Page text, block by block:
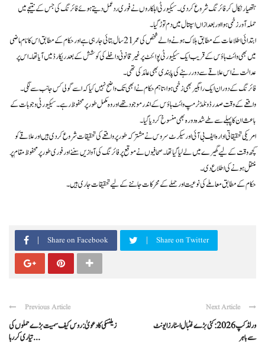
ہتھیار نکال کر فائرنگ شروع کر دی۔ سیکیورٹی اہلکاروں نے فوری ردعمل دیتے ہوئے فائرنگ کی جس کے نتیجے میں
حملہ آور زخمی ہوا اور بعد ازاں اسپتال میں دم توڑ گیا۔
ابتدائی اطلاعات کے مطابق ہلاک ہونے والے شخص کی عمر 21 سال بتائی جا رہی ہے اور حکام کے مطابق اس کا نام ماضی
میں بھی وائٹ ہاؤس کے قریب ایک سیکیورٹی پوائنٹ پر غیر قانونی داخلے کی کوشش کے بعد ریکارڈ میں آیا تھا۔ اس پر
عدالت نے اس علاقے سے دور رہنے کی پابندی بھی عائد کی تھی۔
فائرنگ کے دوران ایک راہگیر بھی زخمی ہوا، تاہم حکام نے ابھی تک واضح نہیں کیا کہ اسے گولی کس جانب سے لگی۔
واقعے کے وقت صدر ڈونلڈ ٹرمپ وائٹ ہاؤس کے اندر موجود تھے اور وہ مکمل طور پر محفوظ رہے۔ سیکیورٹی وجوہات کے
باعث ان کا پہلے سے طے شدہ دورہ بھی منسوخ کر دیا گیا۔
امریکی تحقیقاتی ادارہ ایف بی آئی اور سیکرٹ سروس نے مشترکہ طور پر واقعے کی تحقیقات شروع کر دی ہیں اور علاقے کو
کچھ وقت کے لیے گھیرے میں لے لیا گیا تھا۔ صحافیوں نے موقع پر فائرنگ کی آوازیں سننے اور فوری طور پر محفوظ مقام پر
منتقل ہونے کی اطلاع دی۔
حکام کے مطابق معاملے کی نوعیت اور حملے کے محرکات جاننے کے لیے تحقیقات جاری ہیں۔
Share on Facebook Share on Twitter
Previous Article
زیلنسکی کا دعویٰ: روس کیف سمیت بڑے حملوں کی
تیاری کر رہا ...
Next Article
ورلڈ کپ 2026: کئی بڑے فٹبال اسٹارز ایونٹ
سے باہر